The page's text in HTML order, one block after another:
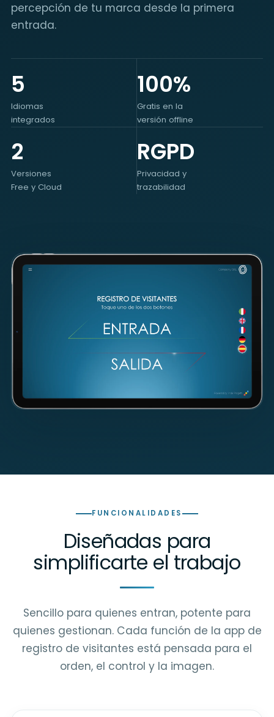
percepción de tu marca desde la primera
entrada.
5
Idiomas
integrados
100%
Gratis en la
versión offline
2
Versiones
Free y Cloud
RGPD
Privacidad y
trazabilidad
FUNCIONALIDADES
Diseñadas para
simplificarte el trabajo
Sencillo para quienes entran, potente para
quienes gestionan. Cada función de la app de
registro de visitantes está pensada para el
orden, el control y la imagen.